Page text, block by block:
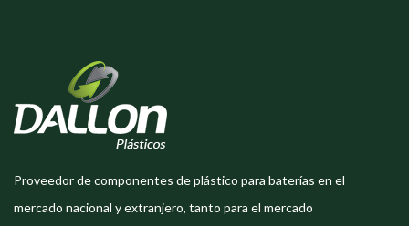
Proveedor de componentes de plástico para baterías en el
mercado nacional y extranjero, tanto para el mercado